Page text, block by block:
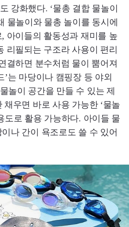
강화했다. ‘물총 결합 물놀이
물놀이와 물총 놀이를 동시에
아이들의 활동성과 재미를 높
리필되는 구조라 사용이 편리
결하면 분수처럼 물이 뿜어져
’는 마당이나 캠핑장 등 야외
놀이 공간을 만들 수 있는 제
채우면 바로 사용 가능한 ‘물놀
도로 활용 가능하다. 아이들 물
나 간이 욕조로도 쓸 수 있어